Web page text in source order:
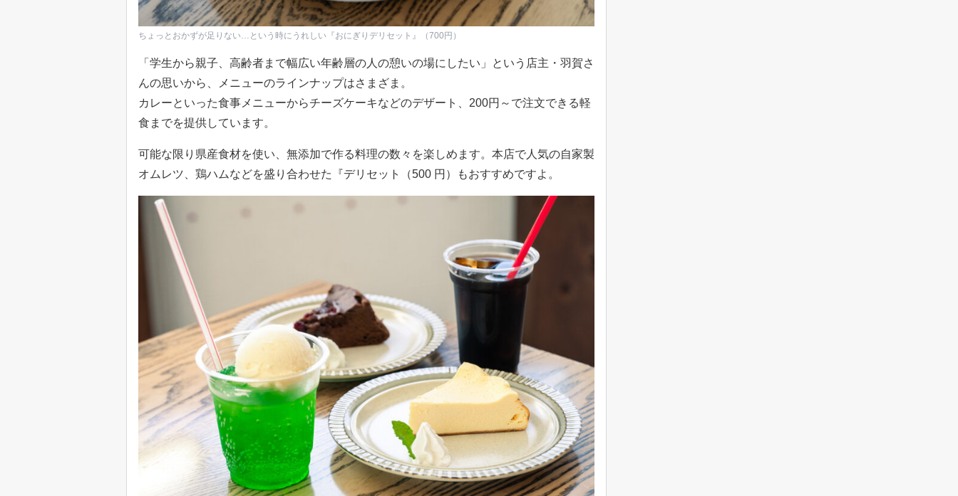
ちょっとおかずが足りない…という時にうれしい『おにぎりデリセット』（700円）
「学生から親子、高齢者まで幅広い年齢層の人の憩いの場にしたい」という店主・羽賀さ
んの思いから、メニューのラインナップはさまざま。
カレーといった食事メニューからチーズケーキなどのデザート、200円～で注文できる軽
食までを提供しています。
可能な限り県産食材を使い、無添加で作る料理の数々を楽しめます。本店で人気の自家製
オムレツ、鶏ハムなどを盛り合わせた『デリセット（500 円）もおすすめですよ。